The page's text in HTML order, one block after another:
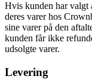
Hvis kunden har valgt
deres varer hos
sine varer på den
kunden får ikke
udsolgte varer.
Levering